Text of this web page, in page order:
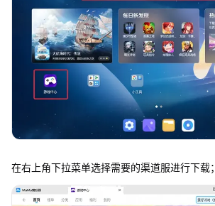
在右上角下拉菜单选择需要的渠道服进行下载；